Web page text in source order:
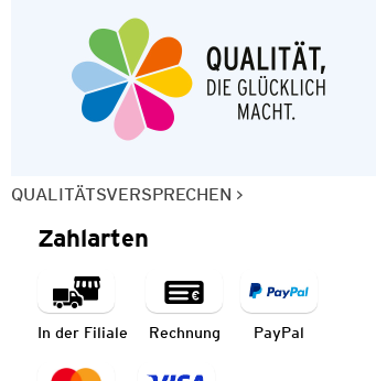
QUALITÄTSVERSPRECHEN
Zahlarten
In der Filiale Rechnung PayPal